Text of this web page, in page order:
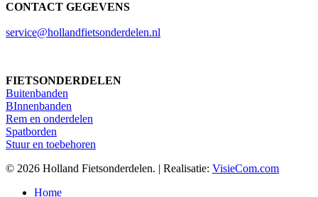
CONTACT GEGEVENS
service@hollandfietsonderdelen.nl
FIETSONDERDELEN
Buitenbanden
BInnenbanden
Rem en onderdelen
Spatborden
Stuur en toebehoren
© 2026 Holland Fietsonderdelen. | Realisatie: VisieCom.com
Close
Home